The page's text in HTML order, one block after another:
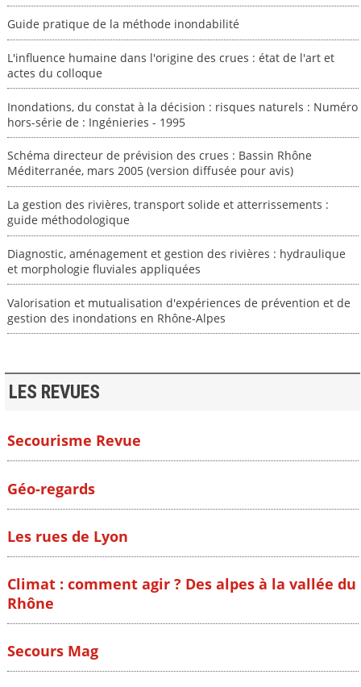
Guide pratique de la méthode inondabilité
L'influence humaine dans l'origine des crues : état de l'art et
actes du colloque
Inondations, du constat à la décision : risques naturels : Numéro
hors-série de : Ingénieries - 1995
Schéma directeur de prévision des crues : Bassin Rhône
Méditerranée, mars 2005 (version diffusée pour avis)
La gestion des rivières, transport solide et atterrissements :
guide méthodologique
Diagnostic, aménagement et gestion des rivières : hydraulique
et morphologie fluviales appliquées
Valorisation et mutualisation d'expériences de prévention et de
gestion des inondations en Rhône-Alpes
LES REVUES
Secourisme Revue
Géo-regards
Les rues de Lyon
Climat : comment agir ? Des alpes à la vallée du
Rhône
Secours Mag